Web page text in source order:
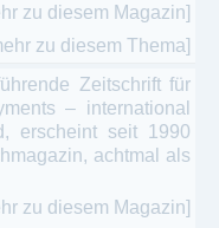
zu diesem Magazin]
zu diesem Thema]
Zeitschrift für
– international
erscheint seit 1990
achtmal als
zu diesem Magazin]